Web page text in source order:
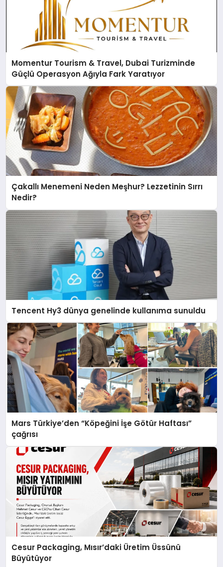
Momentur Tourism & Travel, Dubai Turizminde
Güçlü Operasyon Ağıyla Fark Yaratıyor
Çakallı Menemeni Neden Meşhur? Lezzetinin Sırrı
Nedir?
Tencent Hy3 dünya genelinde kullanıma sunuldu
Mars Türkiye’den “Köpeğini İşe Götür Haftası”
çağrısı
Cesur Packaging, Mısır’daki Üretim Üssünü
Büyütüyor